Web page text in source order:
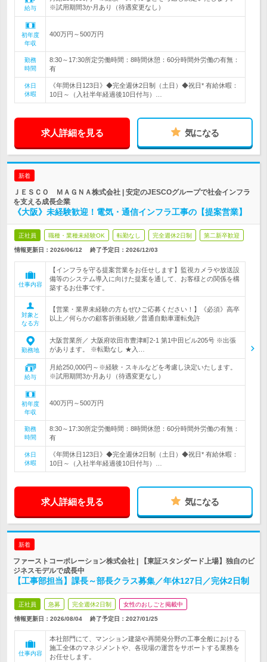
給与
※試用期間3か月あり（待遇変更なし）
初年度
年収
400万円～500万円
勤務
時間
8:30～17:30所定労働時間：8時間休憩：60分時間外労働の有無：
有
休日
休暇
《年間休日123日》◆完全週休2日制（土日）◆祝日* 有給休暇：
10日～（入社半年経過後10日付与）…
求人詳細を見る 気になる
新着
ＪＥＳＣＯ ＭＡＧＮＡ株式会社 | 安定のJESCOグループで社会インフラ
を支える成長企業
《大阪》未経験歓迎！電気・通信インフラ工事の【提案営業】
正社員 職種・業種未経験OK 転勤なし 完全週休2日制 第二新卒歓迎
情報更新日：2026/06/12 終了予定日： 2026/12/03
仕事内容
【インフラを守る提案営業をお任せします】監視カメラや放送設
備等のシステム導入に向けた提案を通して、お客様との関係を構
築するお仕事です。
対象と
なる方
【営業・業界未経験の方もぜひご応募ください！】《必須》高卒
以上／何らかの顧客折衝経験／普通自動車運転免許
勤務地
大阪営業所／ 大阪府吹田市豊津町2-1 第1中田ビル205号 ※出張
があります。 ※転勤なし ★入…
給与
月給250,000円～※経験・スキルなどを考慮し決定いたします。
※試用期間3か月あり（待遇変更なし）
初年度
年収
400万円～500万円
勤務
時間
8:30～17:30所定労働時間：8時間休憩：60分時間外労働の有無：
有
休日
休暇
《年間休日123日》◆完全週休2日制（土日）◆祝日* 有給休暇：
10日～（入社半年経過後10日付与）…
求人詳細を見る 気になる
新着
ファーストコーポレーション株式会社 | 【東証スタンダード上場】独自のビ
ジネスモデルで成長中
【工事部担当】課長～部長クラス募集／年休127日／完休2日制
正社員 急募 完全週休2日制 女性のおしごと掲載中
情報更新日：2026/08/04 終了予定日： 2027/01/25
仕事内容
本社部門にて、マンション建築や再開発分野の工事全般における
施工全体のマネジメントや、各現場の運営をサポートする業務を
お任せします。